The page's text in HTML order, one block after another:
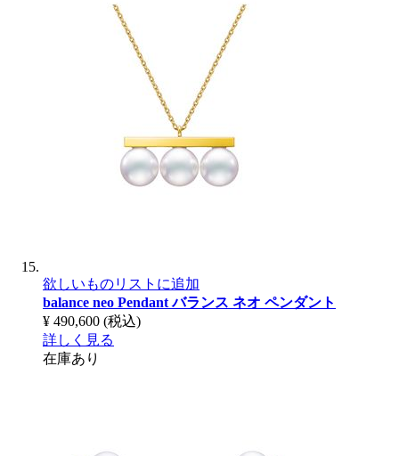
欲しいものリストに追加
balance neo Pendantバランス ネオ ペンダント
¥ 490,600 (税込)
詳しく見る
在庫あり